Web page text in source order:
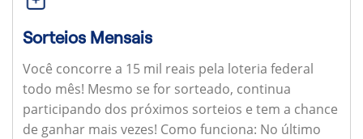
Sorteios Mensais
Você concorre a 15 mil reais pela loteria federal
todo mês! Mesmo se for sorteado, continua
participando dos próximos sorteios e tem a chance
de ganhar mais vezes! Como funciona: No último